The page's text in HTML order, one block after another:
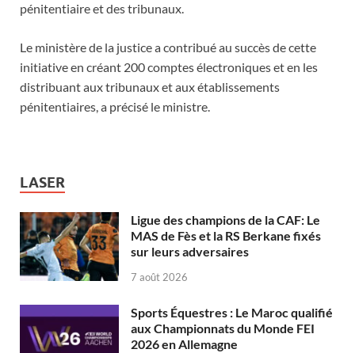
pénitentiaire et des tribunaux.
Le ministère de la justice a contribué au succès de cette
initiative en créant 200 comptes électroniques et en les
distribuant aux tribunaux et aux établissements
pénitentiaires, a précisé le ministre.
LASER
Ligue des champions de la CAF: Le
MAS de Fès et la RS Berkane fixés
sur leurs adversaires
7 août 2026
Sports Équestres : Le Maroc qualifié
aux Championnats du Monde FEI
2026 en Allemagne